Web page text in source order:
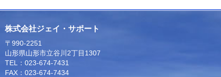
株式会社ジェイ・サポート
〒990-2251
山形県山形市立谷川2丁目1307
TEL：023-674-7431
FAX：023-674-7434